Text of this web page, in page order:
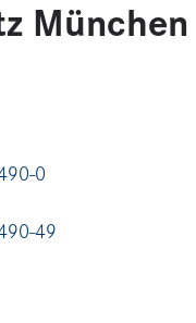
München
0
49